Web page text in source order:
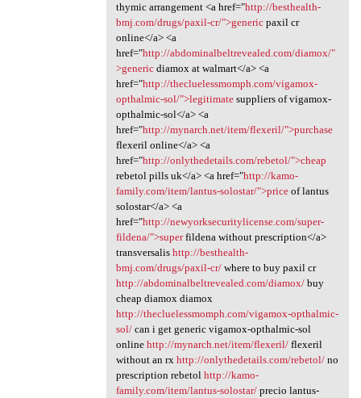
thymic arrangement <a href="http://besthealth-
bmj.com/drugs/paxil-cr/">genericpaxil cr
online</a> <a
href="http://abdominalbeltrevealed.com/diamox/"
>genericdiamox at walmart</a> <a
href="http://thecluelessmomph.com/vigamox-
opthalmic-sol/">legitimatesuppliers of vigamox-
opthalmic-sol</a> <a
href="http://mynarch.net/item/flexeril/">purchase
flexeril online</a> <a
href="http://onlythedetails.com/rebetol/">cheap
rebetol pills uk</a> <a href="http://kamo-
family.com/item/lantus-solostar/">priceof lantus
solostar</a> <a
href="http://newyorksecuritylicense.com/super-
fildena/">superfildena without prescription</a>
transversalis http://besthealth-
bmj.com/drugs/paxil-cr/where to buy paxil cr
http://abdominalbeltrevealed.com/diamox/buy
cheap diamox diamox
http://thecluelessmomph.com/vigamox-opthalmic-
sol/can i get generic vigamox-opthalmic-sol
online http://mynarch.net/item/flexeril/flexeril
without an rx http://onlythedetails.com/rebetol/no
prescription rebetol http://kamo-
family.com/item/lantus-solostar/precio lantus-